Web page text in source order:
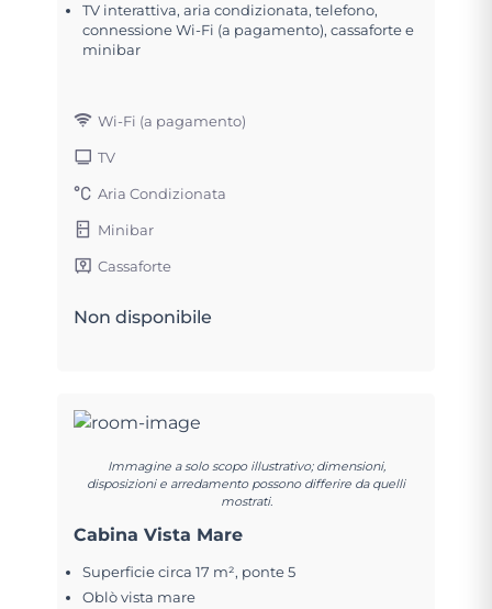
TV interattiva, aria condizionata, telefono,
connessione Wi-Fi (a pagamento), cassaforte e
minibar
Wi-Fi (a pagamento)
TV
Aria Condizionata
Minibar
Cassaforte
Non disponibile
Immagine a solo scopo illustrativo; dimensioni,
disposizioni e arredamento possono differire da quelli
mostrati.
Cabina Vista Mare
Superficie circa 17 m², ponte 5
Oblò vista mare